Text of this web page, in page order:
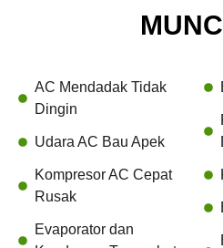
AC Mendadak Tidak
Dingin
Udara AC Bau Apek
Kompresor AC Cepat
Rusak
Evaporator dan